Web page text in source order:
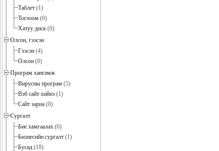
Таблет (1)
Тоглоом (0)
Хатуу диск (0)
Олсон, гээсэн
Гээсэн (4)
Олсон (0)
Програм хангамж
Вирусны програм (5)
Вэб сайт хийнэ (1)
Сайт зарна (0)
Сургалт
Бие хамгаалах (0)
Бизнесийн сургалт (1)
Бусад (18)